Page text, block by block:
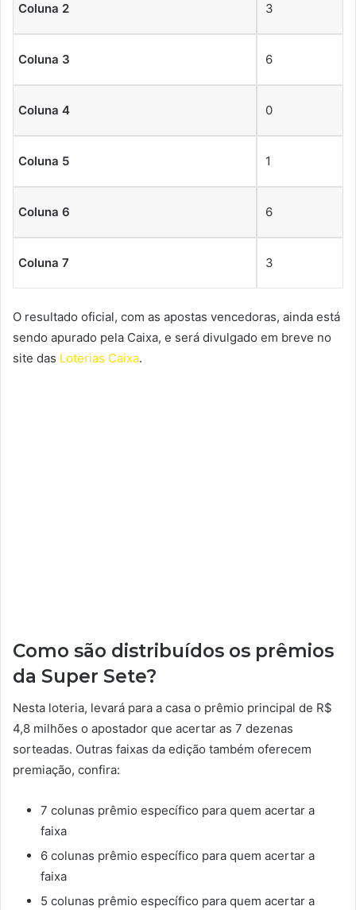
Coluna 2 3
Coluna 3 6
Coluna 4 0
Coluna 5 1
Coluna 6 6
Coluna 7 3
O resultado oficial, com as apostas vencedoras, ainda está
sendo apurado pela Caixa, e será divulgado em breve no
site das Loterias Caixa.
Como são distribuídos os prêmios
da Super Sete?
Nesta loteria, levará para a casa o prêmio principal de R$
4,8 milhões o apostador que acertar as 7 dezenas
sorteadas. Outras faixas da edição também oferecem
premiação, confira:
7 colunas prêmio específico para quem acertar a
faixa
6 colunas prêmio específico para quem acertar a
faixa
5 colunas prêmio específico para quem acertar a